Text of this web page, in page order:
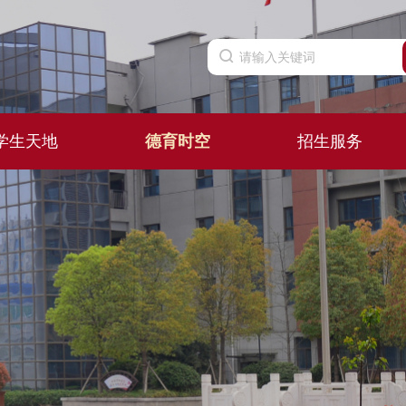
生天地 德育时空 招生服务